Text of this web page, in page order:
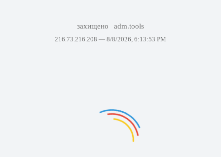
захищено adm.tools
216.73.216.208 — 8/8/2026, 6:13:53 PM